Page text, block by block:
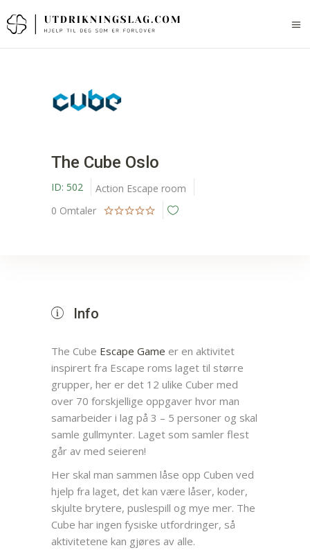
The Cube Oslo
ID: 502 Action Escape room
0 Omtaler
Info
The Cube Escape Game er en aktivitet
inspirert fra Escape roms laget til større
grupper, her er det 12 ulike Cuber med
over 70 forskjellige oppgaver hvor man
samarbeider i lag på 3 – 5 personer og skal
samle gullmynter. Laget som samler flest
går av med seieren!
Her skal man sammen låse opp Cuben ved
hjelp fra laget, det kan være låser, koder,
skjulte brytere, puslespill og mye mer. The
Cube har ingen fysiske utfordringer, så
aktivitetene kan gjøres av alle.